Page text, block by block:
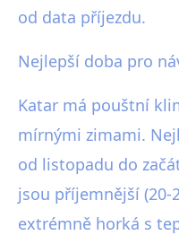
od data příjezdu.
Nejlepší doba pro
Katar má pouštní
mírnými zimami.
od listopadu do
jsou příjemnější (20-
extrémně horká s